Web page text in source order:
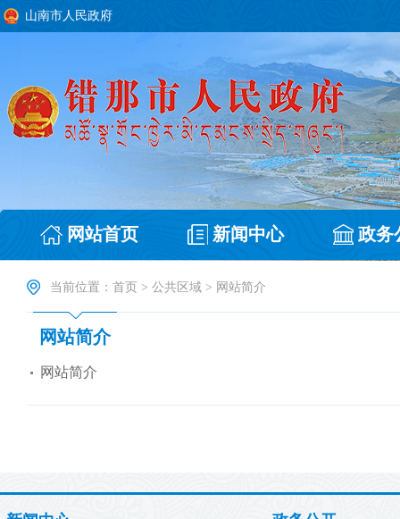
山南市人民政府
网站首页 新闻中心 政务
当前位置： 首页 > 公共区域 > 网站简介
网站简介
网站简介